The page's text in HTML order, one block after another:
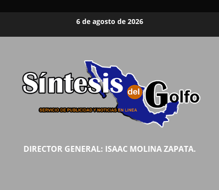
6 de agosto de 2026
DIRECTOR GENERAL: ISAAC MOLINA ZAPATA.